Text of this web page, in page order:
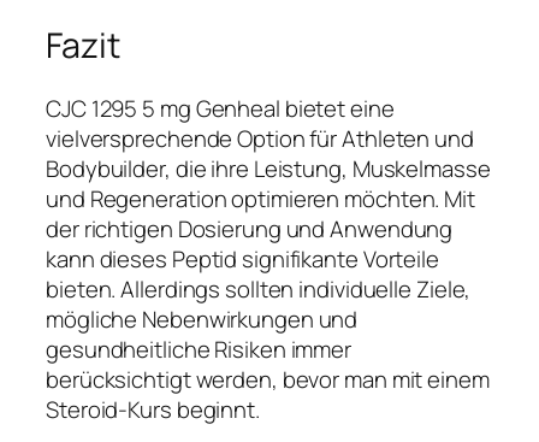
Fazit
CJC 1295 5 mg Genheal bietet eine
vielversprechende Option für Athleten und
Bodybuilder, die ihre Leistung, Muskelmasse
und Regeneration optimieren möchten. Mit
der richtigen Dosierung und Anwendung
kann dieses Peptid signifikante Vorteile
bieten. Allerdings sollten individuelle Ziele,
mögliche Nebenwirkungen und
gesundheitliche Risiken immer
berücksichtigt werden, bevor man mit einem
Steroid-Kurs beginnt.